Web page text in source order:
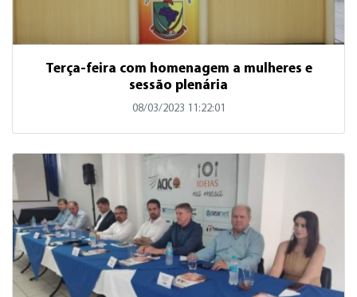
Terça-feira com homenagem a mulheres e
sessão plenária
08/03/2023 11:22:01